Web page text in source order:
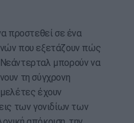
προστεθεί σε ένα
που εξετάζουν πώς
μπορούν να
τη σύγχρονη
έχουν
των γονιδίων των